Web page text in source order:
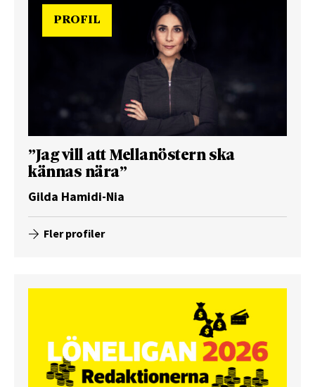
PROFIL
”Jag vill att Mellanöstern ska
kännas nära”
Gilda Hamidi-Nia
Fler profiler